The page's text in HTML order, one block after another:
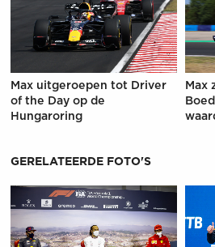
Max uitgeroepen tot Driver
of the Day op de
Hungaroring
Max
GERELATEERDE FOTO'S